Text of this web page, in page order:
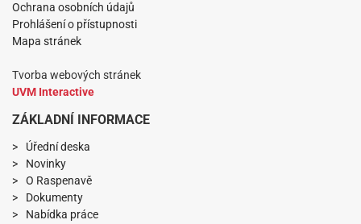
Ochrana osobních údajů
Prohlášení o přístupnosti
Mapa stránek
Tvorba webových stránek
UVM Interactive
ZÁKLADNÍ INFORMACE
Úřední deska
Novinky
O Raspenavě
Dokumenty
Nabídka práce